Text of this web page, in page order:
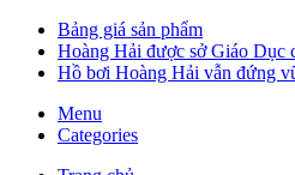
Bảng giá sản phẩm
Hoàng Hải được sở Giáo Dục
Hồ bơi Hoàng Hải vẫn đứng
Menu
Categories